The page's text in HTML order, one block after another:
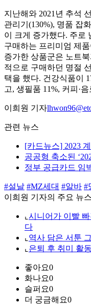
지난해와 2021년 추석
관리기(130%), 명품 잡
이 크게 증가했다. 주로
구매하는 프리미엄 제
증가한 상품군은 노트
적으로 구매하던 명절
택을 했다. 건강식품이
고, 생필품 11%, 커피·
이희원 기자
관련 뉴스
[카드뉴스] 2023
공공형 축소된
정부 공급카드 임
#설날 #MZ세대 #알바 #
이희원 기자의 주요 뉴스
⌞ 시니어가 이빨
다
⌞ 역사 담은 서툰
⌞ 은퇴 후 취미 활
좋아요0
화나요0
슬퍼요0
더 궁금해요0